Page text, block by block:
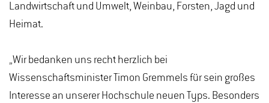
Landwirtschaft und Umwelt, Weinbau, Forsten, Jagd und
Heimat.
„Wir bedanken uns recht herzlich bei
Wissenschaftsminister Timon Gremmels für sein großes
Interesse an unserer Hochschule neuen Typs. Besonders